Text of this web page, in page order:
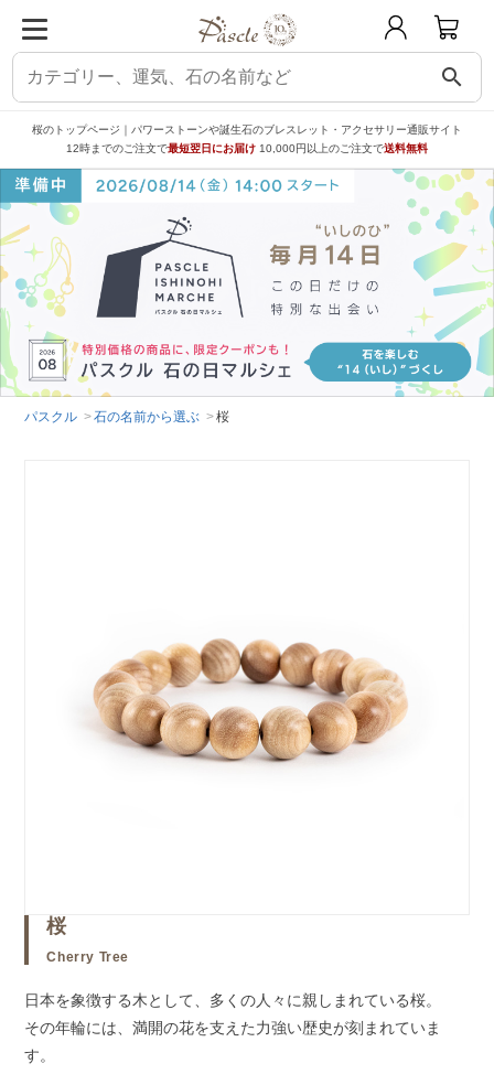
search
桜のトップページ｜パワーストーンや誕生石のブレスレット・アクセサリー通販サイト
12時までのご注文で最短翌日にお届け 10,000円以上のご注文で送料無料
パスクル 石の名前から選ぶ 桜
桜
Cherry Tree
日本を象徴する木として、多くの人々に親しまれている桜。
その年輪には、満開の花を支えた力強い歴史が刻まれていま
す。